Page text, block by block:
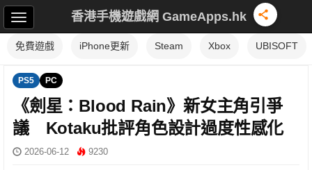
香港手機遊戲網 GameApps.hk
免費遊戲 iPhone更新 Steam Xbox UBISOFT
PS5 PC
《劍星：Blood Rain》新女主角引爭
議 Kotaku批評角色設計過度性感化
2026-06-12 9230